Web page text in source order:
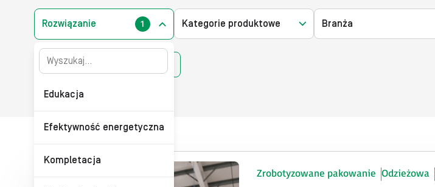
Rozwiązanie 1
Edukacja
Efektywność energetyczna
Kompletacja
Kategorie produktowe Branża
Zrobotyzowane pakowanie
Zrobotyzowane pakowanie Odzieżowa